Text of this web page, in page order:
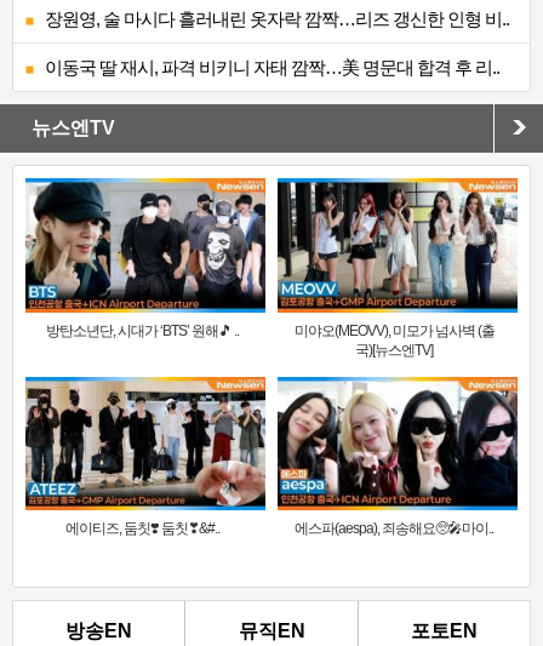
장원영, 술 마시다 흘러내린 옷자락 깜짝…리즈 갱신한 인형 비..
이동국 딸 재시, 파격 비키니 자태 깜짝…美 명문대 합격 후 리..
뉴스엔TV
방탄소년단, 시대가 ‘BTS’ 원해🎵 ..
미야오(MEOVV), 미모가 넘사벽 (출
국)[뉴스엔TV]
에이티즈, 둠칫❣️ 둠칫❣&#.. 에스파(aespa), 죄송해요🥺🎤마이..
방송EN 뮤직EN 포토EN